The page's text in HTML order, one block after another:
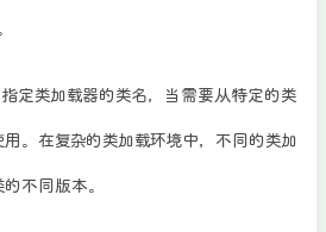
定类加载器的类名，当需要从特定的类
。在复杂的类加载环境中，不同的类加
不同版本。​